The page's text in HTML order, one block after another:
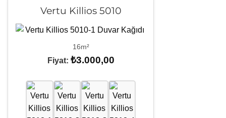
Vertu Killios 5010
16m²
Fiyat: ₺3.000,00